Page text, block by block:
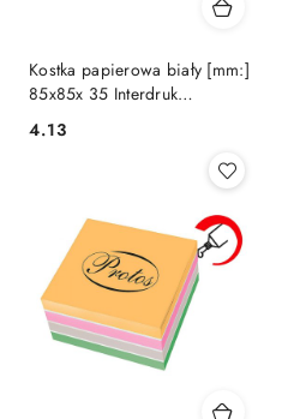
Kostka papierowa biały [mm:]
85x85x 35 Interdruk
(KOSPAP)
Cena:
4.13